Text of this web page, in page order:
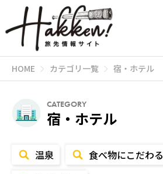
HOME カテゴリ一覧 宿・ホテル
CATEGORY
宿・ホテル
温泉 食べ物にこだわる